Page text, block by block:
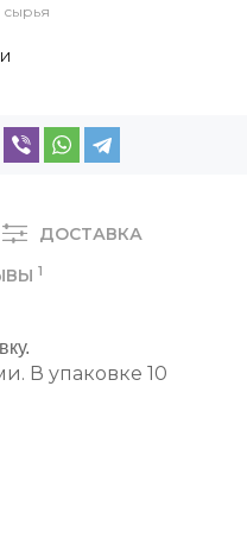
сырья
ДОСТАВКА
1
В упаковке 10